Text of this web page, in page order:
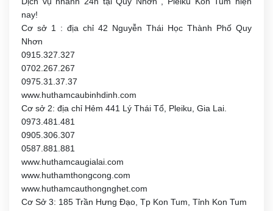
nay!
Cơ sở 1 : địa chỉ 42 Nguyễn Thái Học Thành Phố Quy
Nhơn
0915.327.327
0702.267.267
0975.31.37.37
www.huthamcaubinhdinh.com
Cơ sở 2: địa chỉ Hẻm 441 Lý Thái Tổ, Pleiku, Gia Lai.
0973.481.481
0905.306.307
0587.881.881
www.huthamcaugialai.com
www.huthamthongcong.com
www.huthamcauthongnghet.com
Cơ Sở 3: 185 Trần Hưng Đạo, Tp Kon Tum, Tỉnh Kon Tum